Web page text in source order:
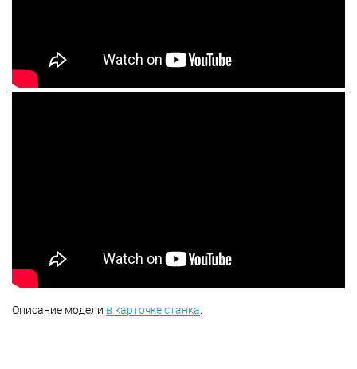
Описание модели в карточке станка.